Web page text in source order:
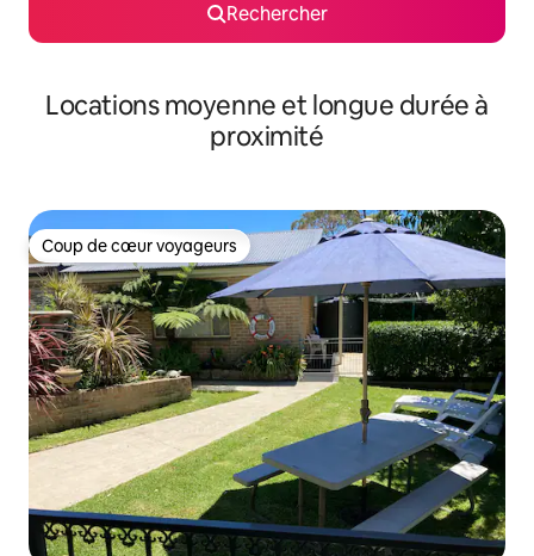
Rechercher
Locations moyenne et longue durée à
proximité
Coup de cœur voyageurs
Coup de cœur voyageurs